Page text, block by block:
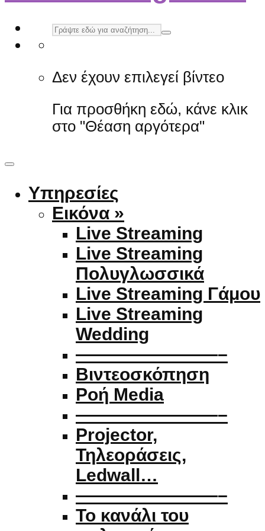
Δεν έχουν επιλεγεί βίντεο
Για προσθήκη εδώ, κάνε κλικ
στο "Θέαση αργότερα"
Υπηρεσίες
Εικόνα »
Live Streaming
Live Streaming
Πολυγλωσσικά
Live Streaming Γάμου
Live Streaming
Wedding
————————–
Βιντεοσκόπηση
Ροή Media
————————–
Projector,
Τηλεοράσεις,
Ledwall…
————————–
Το κανάλι του